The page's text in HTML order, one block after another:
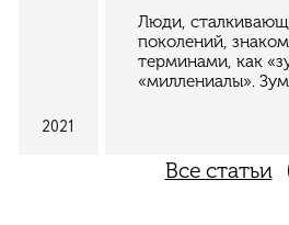
2021
Люди,
поколений,
терминами, как
«миллениалы».
Все cтатьи